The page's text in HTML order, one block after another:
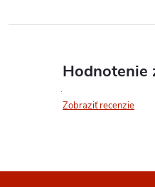
Hodnotenie
Zobraziť recenzie